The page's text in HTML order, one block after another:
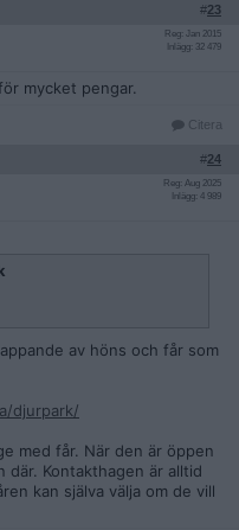
#23
Reg: Jan 2015
Inlägg: 32 479
mycket pengar.
Citera
#24
Reg: Aug 2025
Inlägg: 4 989
av höns och får som
djurpark/
med får. När den är öppen
där. Kontakthagen är alltid
kan själva välja om de vill